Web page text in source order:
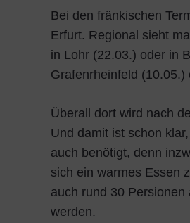
Bei den fränkischen
Erfurt. Regional sieht
in Lohr (22.03.) oder in
Grafenrheinfeld (10.05.)
Überall dort wird nach
Und damit ist schon
auch benötigt, denn
sich ein warmes Essen
auch rund 30
werden.